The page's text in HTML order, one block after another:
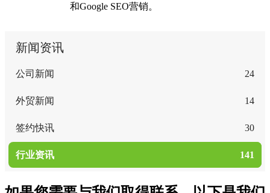
和Google SEO营销。
新闻资讯
公司新闻 24
外贸新闻 14
签约快讯 30
行业资讯 141